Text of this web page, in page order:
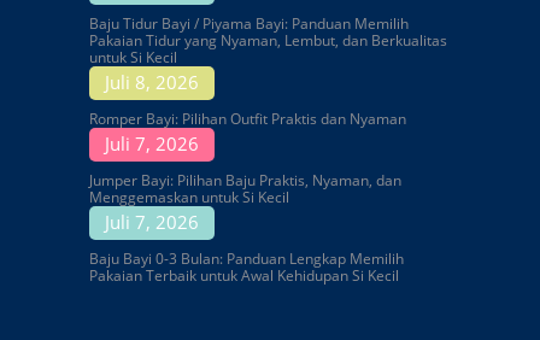
Baju Tidur Bayi / Piyama Bayi: Panduan Memilih
Pakaian Tidur yang Nyaman, Lembut, dan Berkualitas
untuk Si Kecil
Juli 8, 2026
Romper Bayi: Pilihan Outfit Praktis dan Nyaman
Juli 7, 2026
Jumper Bayi: Pilihan Baju Praktis, Nyaman, dan
Menggemaskan untuk Si Kecil
Juli 7, 2026
Baju Bayi 0-3 Bulan: Panduan Lengkap Memilih
Pakaian Terbaik untuk Awal Kehidupan Si Kecil